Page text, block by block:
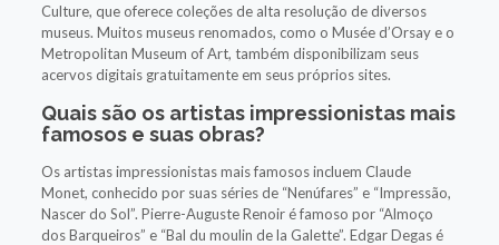
Culture, que oferece coleções de alta resolução de diversos
museus. Muitos museus renomados, como o Musée d’Orsay e o
Metropolitan Museum of Art, também disponibilizam seus
acervos digitais gratuitamente em seus próprios sites.
Quais são os artistas impressionistas mais
famosos e suas obras?
Os artistas impressionistas mais famosos incluem Claude
Monet, conhecido por suas séries de “Nenúfares” e “Impressão,
Nascer do Sol”. Pierre-Auguste Renoir é famoso por “Almoço
dos Barqueiros” e “Bal du moulin de la Galette”. Edgar Degas é